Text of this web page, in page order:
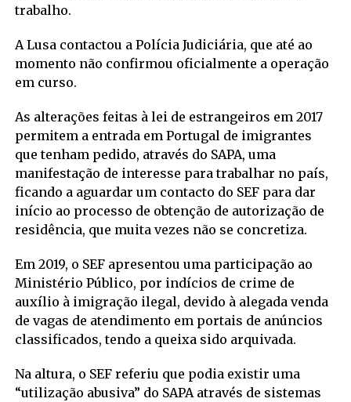
trabalho.
A Lusa contactou a Polícia Judiciária, que até ao
momento não confirmou oficialmente a operação
em curso.
As alterações feitas à lei de estrangeiros em 2017
permitem a entrada em Portugal de imigrantes
que tenham pedido, através do SAPA, uma
manifestação de interesse para trabalhar no país,
ficando a aguardar um contacto do SEF para dar
início ao processo de obtenção de autorização de
residência, que muita vezes não se concretiza.
Em 2019, o SEF apresentou uma participação ao
Ministério Público, por indícios de crime de
auxílio à imigração ilegal, devido à alegada venda
de vagas de atendimento em portais de anúncios
classificados, tendo a queixa sido arquivada.
Na altura, o SEF referiu que podia existir uma
“utilização abusiva” do SAPA através de sistemas